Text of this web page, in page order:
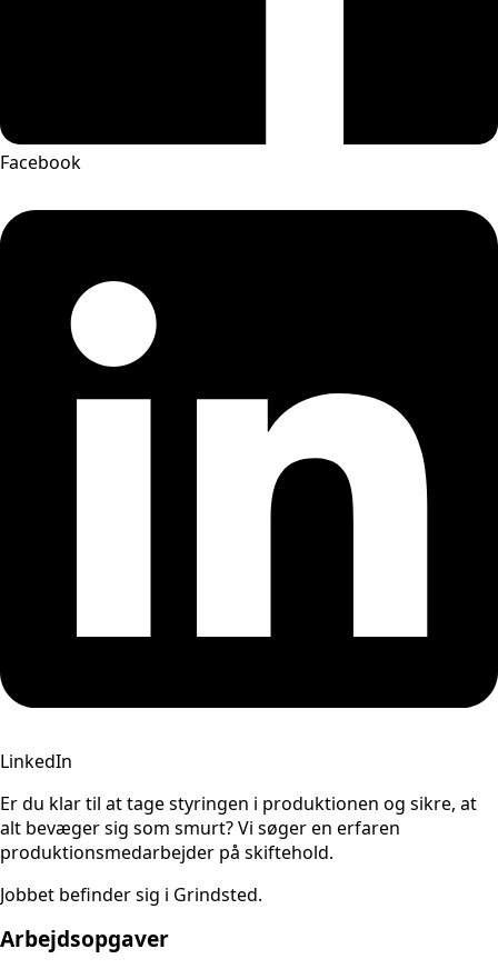
Facebook
LinkedIn
Er du klar til at tage styringen i produktionen og sikre, at
alt bevæger sig som smurt? Vi søger en erfaren
produktionsmedarbejder på skiftehold.
Jobbet befinder sig i Grindsted.
Arbejdsopgaver